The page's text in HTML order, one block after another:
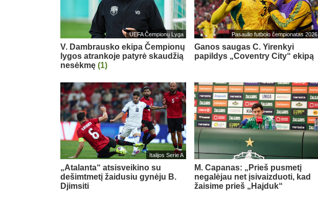
UEFA Čempionų Lyga
V. Dambrausko ekipa Čempionų
lygos atrankoje patyrė skaudžią
nesėkmę (1)
Pasaulio futbolo čempionatas 2026
Ganos saugas C. Yirenkyi
papildys „Coventry City“ ekipą
Italijos Serie A
„Atalanta“ atsisveikino su
dešimtmetį žaidusiu gynėju B.
Djimsiti
M. Capanas: „Prieš pusmetį
negalėjau net įsivaizduoti, kad
žaisime prieš „Hajduk“